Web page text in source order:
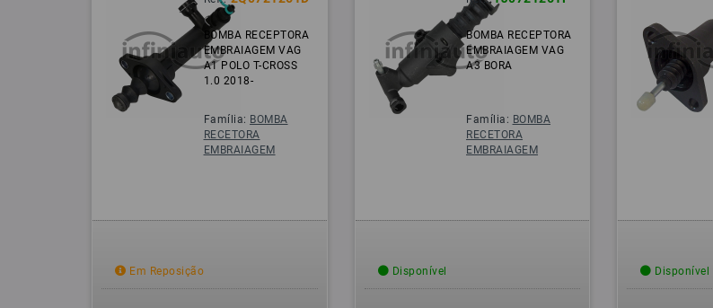
BOMBA RECEPTORA
EMBRAIAGEM VAG
A1 POLO T-CROSS
1.0 2018-
Família: BOMBA
RECETORA
EMBRAIAGEM
Em Reposição
BOMBA RECEPTORA
EMBRAIAGEM VAG
A3 BORA
Família: BOMBA
RECETORA
EMBRAIAGEM
Disponível Disponível